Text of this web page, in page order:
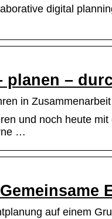
digital
planen –
in Zusammenarbeit
und noch heute
…
auf einem